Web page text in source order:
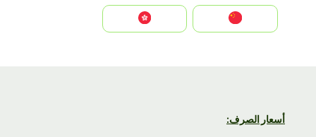
أسعار الصرف: